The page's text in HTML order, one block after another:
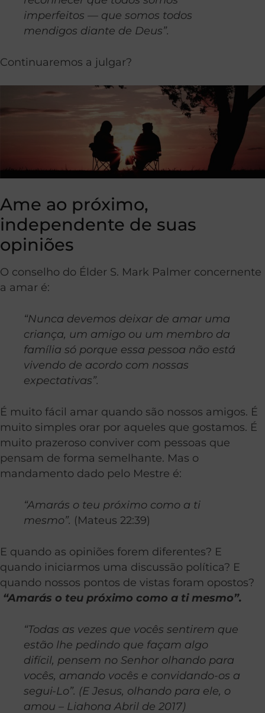
imperfeitos — que somos todos
mendigos diante de Deus”.
Continuaremos a julgar?
Ame ao próximo,
independente de suas
opiniões
O conselho do Élder S. Mark Palmer concernente
a amar é:
“Nunca devemos deixar de amar uma
criança, um amigo ou um membro da
família só porque essa pessoa não está
vivendo de acordo com nossas
expectativas”.
É muito fácil amar quando são nossos amigos. É
muito simples orar por aqueles que gostamos. É
muito prazeroso conviver com pessoas que
pensam de forma semelhante. Mas o
mandamento dado pelo Mestre é:
“Amarás o teu próximo como a ti
mesmo”. (Mateus 22:39)
E quando as opiniões forem diferentes? E
quando iniciarmos uma discussão política? E
quando nossos pontos de vistas foram opostos?
“Amarás o teu próximo como a ti mesmo”.
“Todas as vezes que vocês sentirem que
estão lhe pedindo que façam algo
difícil, pensem no Senhor olhando para
vocês, amando vocês e convidando-os a
segui-Lo”. (E Jesus, olhando para ele, o
amou – Liahona Abril de 2017)